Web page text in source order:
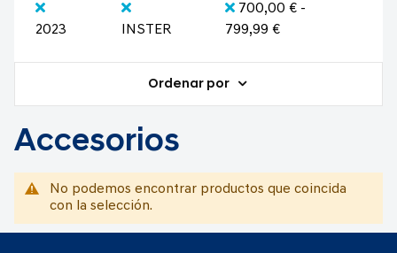
2023 INSTER
700,00 € -
799,99 €
Ordenar por
Accesorios
No podemos encontrar productos que coincida
con la selección.